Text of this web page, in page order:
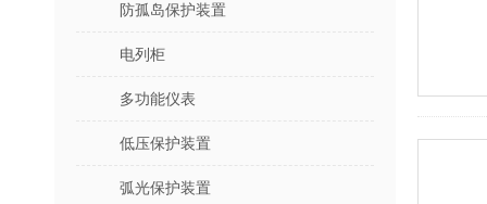
防孤岛保护装置
电列柜
多功能仪表
低压保护装置
弧光保护装置